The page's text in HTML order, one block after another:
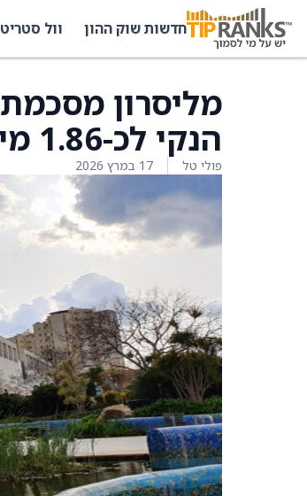
חדשות שוק ההון וול סטריט
הנקי לכ-1.86 מיליארד שקל
פולי טל 17 במרץ 2026